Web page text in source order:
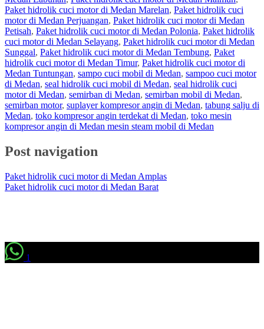
Paket hidrolik cuci motor di Medan Marelan, Paket hidrolik cuci
motor di Medan Perjuangan, Paket hidrolik cuci motor di Medan
Petisah, Paket hidrolik cuci motor di Medan Polonia, Paket hidrolik
cuci motor di Medan Selayang, Paket hidrolik cuci motor di Medan
Sunggal, Paket hidrolik cuci motor di Medan Tembung, Paket
hidrolik cuci motor di Medan Timur, Paket hidrolik cuci motor di
Medan Tuntungan, sampo cuci mobil di Medan, sampoo cuci motor
di Medan, seal hidrolik cuci mobil di Medan, seal hidrolik cuci
motor di Medan, semirban di Medan, semirban mobil di Medan,
semirban motor, suplayer kompresor angin di Medan, tabung salju di
Medan, toko kompresor angin terdekat di Medan, toko mesin
kompresor angin di Medan mesin steam mobil di Medan
Post navigation
Paket hidrolik cuci motor di Medan Amplas
Paket hidrolik cuci motor di Medan Barat
1